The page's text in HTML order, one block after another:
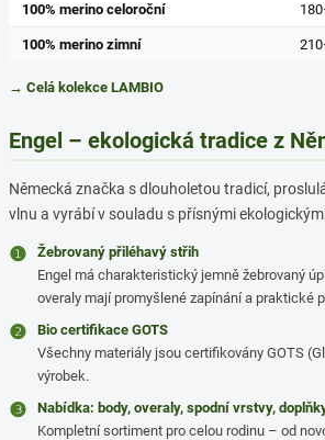
100% merino celoroční
100% merino zimní
→ Celá kolekce LAMBIO
Engel – ekologická tradice z
Německá značka s dlouholetou tradicí,
vlnu a vyrábí v souladu s přísnými
❶
Žebrovaný přiléhavý střih
Engel má charakteristický jemně žebrovaný
overaly mají promyšlené zapínání a praktické
❷
Bio certifikace GOTS
Všechny materiály jsou certifikovány GOTS
výrobek.
❸
Nabídka: body, overaly, spodní vrstvy,
Kompletní sortiment pro celou rodinu – od